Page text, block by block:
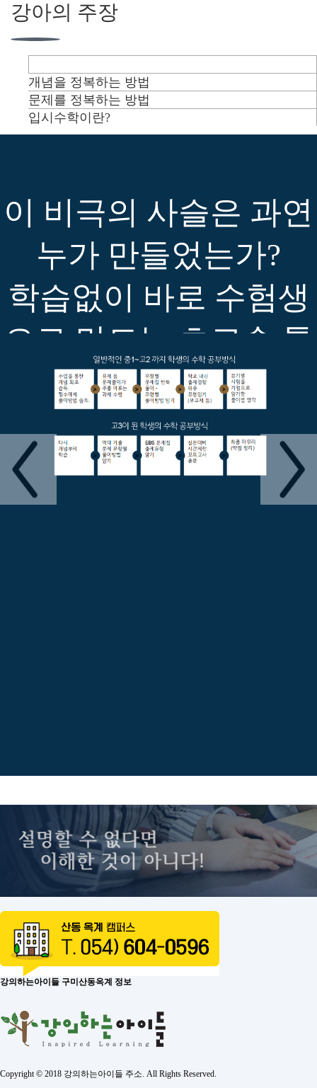
강아의 주장
개념을 정복하는 방법
문제를 정복하는 방법
입시수학이란?
이 비극의 사슬은 과연
누가 만들었는가?
학습없이 바로 수험생
으로 만드는 초고속 통
돌이.
강의하는아이들 구미산동옥계 정보
Copyright © 2018 강의하는아이들 주소. All Rights Reserved.